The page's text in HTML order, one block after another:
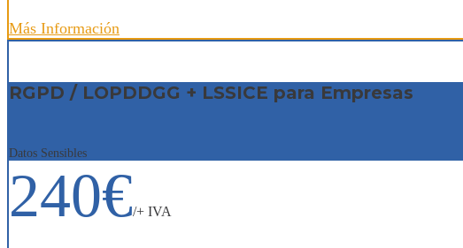
Más Información
RGPD / LOPDDGG + LSSICE para Empresas
Datos Sensibles
240€/+ IVA